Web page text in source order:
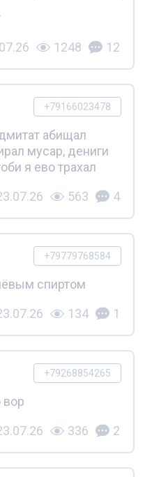
1248 12
+79166023478
абищал
мусар, дениги
я ево трахал
563 4
+79779768584
спиртом
134 1
+79268854265
вор
336 2